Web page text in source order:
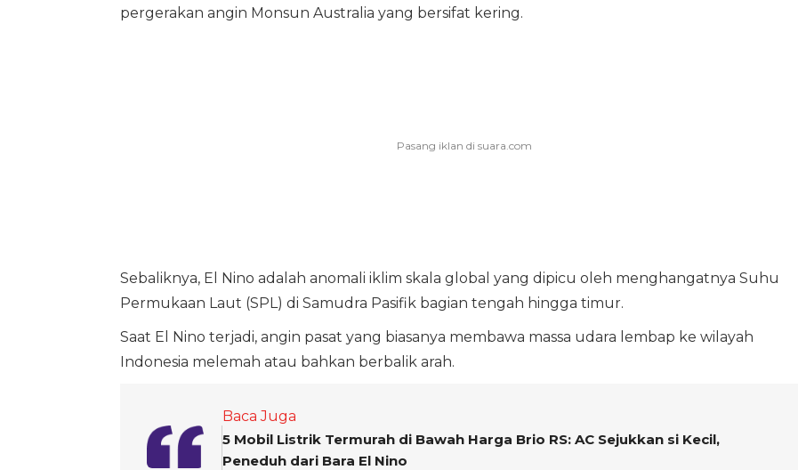
pergerakan angin Monsun Australia yang bersifat kering.
Sebaliknya, El Nino adalah anomali iklim skala global yang dipicu oleh menghangatnya Suhu
Permukaan Laut (SPL) di Samudra Pasifik bagian tengah hingga timur.
Saat El Nino terjadi, angin pasat yang biasanya membawa massa udara lembap ke wilayah
Indonesia melemah atau bahkan berbalik arah.
Baca Juga
5 Mobil Listrik Termurah di Bawah Harga Brio RS: AC Sejukkan si Kecil,
Peneduh dari Bara El Nino